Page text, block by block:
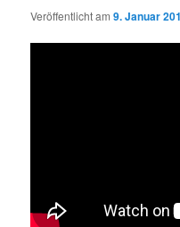
Veröffentlicht am9. Januar